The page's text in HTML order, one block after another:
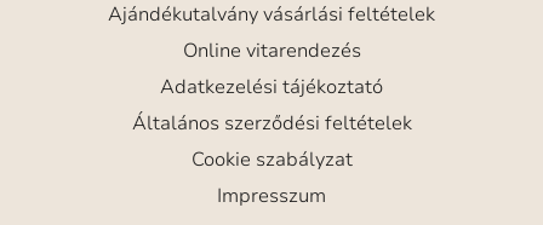
Ajándékutalvány vásárlási feltételek
Online vitarendezés
Adatkezelési tájékoztató
Általános szerződési feltételek
Cookie szabályzat
Impresszum